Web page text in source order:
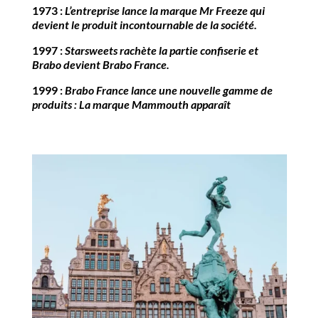
1973 :L’entreprise lance la marque Mr Freeze qui
devient leproduit incontournable de la société.
1997 :Starsweets rachète la partie confiserie et
Brabodevient Brabo France.
1999 :Brabo France lance une nouvelle gamme de
produits : La marque Mammouth apparaît